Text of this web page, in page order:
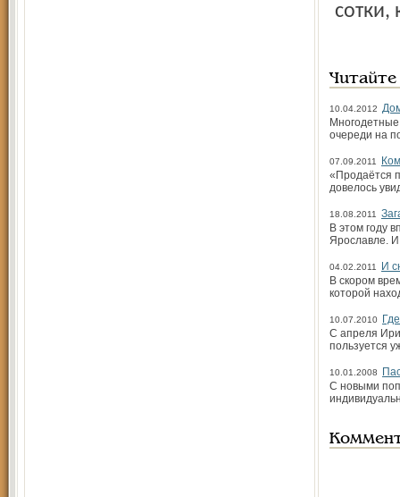
сотки,
10.04.2012
очереди на
07.09.2011
«Продаётся
довелось
18.08.2011
В этом году
Ярославле.
04.02.2011
И
В скором
которой
10.07.2010
С апреля
пользуется
10.01.2008
С новыми